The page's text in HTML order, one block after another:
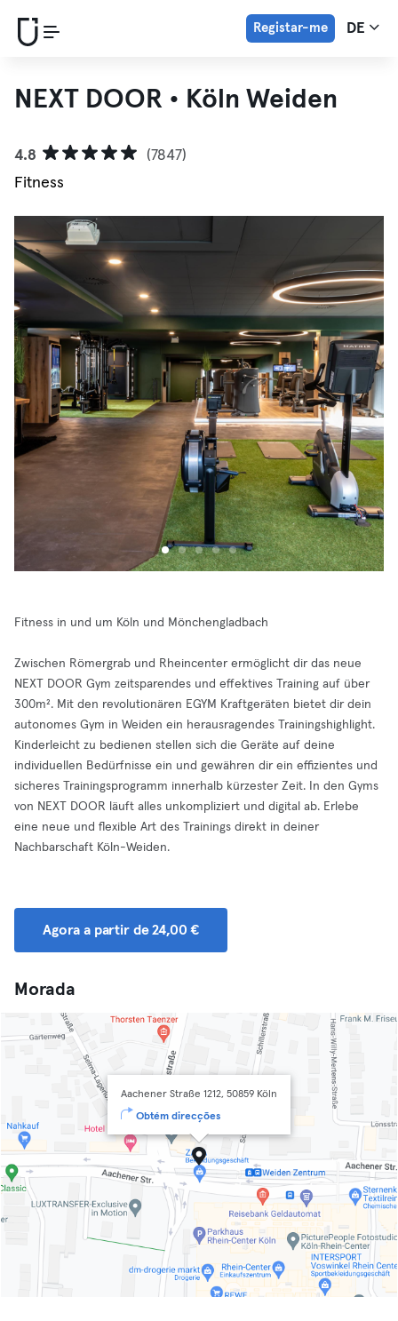
Registar-me DE
NEXT DOOR • Köln Weiden
4.8
(7847)
Fitness
Fitness in und um Köln und Mönchengladbach
Zwischen Römergrab und Rheincenter ermöglicht dir das neue
NEXT DOOR Gym zeitsparendes und effektives Training auf über
300m². Mit den revolutionären EGYM Kraftgeräten bietet dir dein
autonomes Gym in Weiden ein herausragendes Trainingshighlight.
Kinderleicht zu bedienen stellen sich die Geräte auf deine
individuellen Bedürfnisse ein und gewähren dir ein effizientes und
sicheres Trainingsprogramm innerhalb kürzester Zeit. In den Gyms
von NEXT DOOR läuft alles unkompliziert und digital ab. Erlebe
eine neue und flexible Art des Trainings direkt in deiner
Nachbarschaft Köln-Weiden.
Agora a partir de 24,00 €
Morada
Aachener Straße 1212, 50859 Köln
Obtém direcções